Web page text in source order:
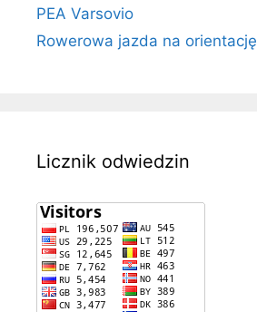
PEA Varsovio
Rowerowa jazda na orientację
Licznik odwiedzin